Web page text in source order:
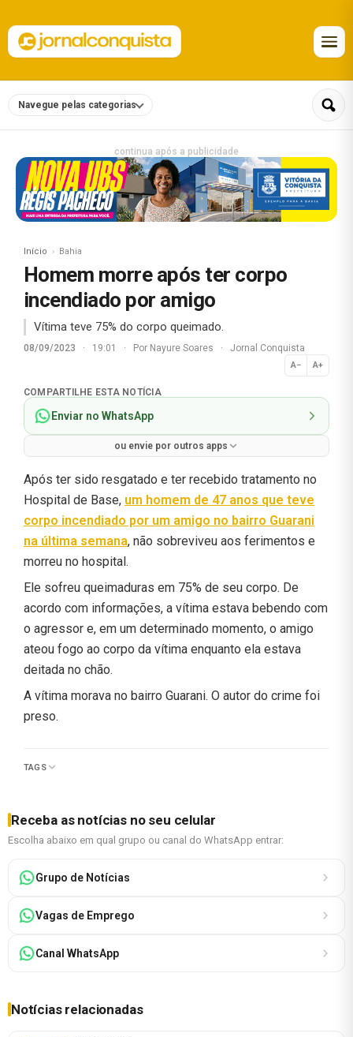
Navegue pelas categorias
continua após a publicidade
Início Bahia
Homem morre após ter corpo
incendiado por amigo
Vítima teve 75% do corpo queimado.
08/09/2023 · 19:01 · Por Nayure Soares · Jornal Conquista
A− A+
Normal
COMPARTILHE ESTA NOTÍCIA
Enviar no WhatsApp
ou envie por outros apps
Após ter sido resgatado e ter recebido tratamento no
Hospital de Base, um homem de 47 anos que teve
corpo incendiado por um amigo no bairro Guarani
na última semana, não sobreviveu aos ferimentos e
morreu no hospital.
Ele sofreu queimaduras em 75% de seu corpo. De
acordo com informações, a vítima estava bebendo com
o agressor e, em um determinado momento, o amigo
ateou fogo ao corpo da vítima enquanto ela estava
deitada no chão.
A vítima morava no bairro Guarani. O autor do crime foi
preso.
TAGS
Receba as notícias no seu celular
Escolha abaixo em qual grupo ou canal do WhatsApp entrar:
Grupo de Notícias
Vagas de Emprego
Canal WhatsApp
Notícias relacionadas